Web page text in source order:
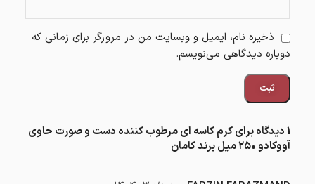
1 دیدگاه برای
کرم کاسه ای مرطوب کننده دست و صورت حاوی
آووکادو ۲۵۰ میل برند کامان
ذخیره نام، ایمیل و وبسایت من در مرورگر برای زمانی که
دوباره دیدگاهی می‌نویسم.